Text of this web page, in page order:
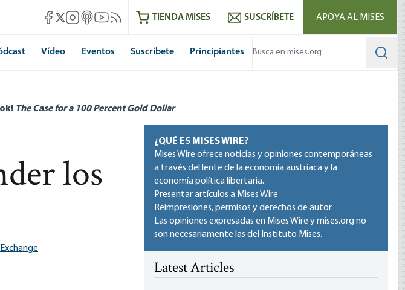
Mises Facebook
Mises X
Mises Instagram
Mises itunes
Mises Youtube
Mises RSS feedTIENDA MISES SUSCRÍBETE APOYA AL MISES
Vídeo Eventos Suscríbete Principiantes
The Case for a 100 Percent Gold Dollar
los
¿QUÉ ES MISES WIRE?
Mises Wire ofrece noticias y opiniones contemporáneas
a través del lente de la economía austriaca y la
economía política libertaria.
Presentar artículos a Mises Wire
Reimpresiones, permisos y derechos de autor
Las opiniones expresadas en Mises Wire y mises.org no
son necesariamente las del Instituto Mises.
Latest Articles